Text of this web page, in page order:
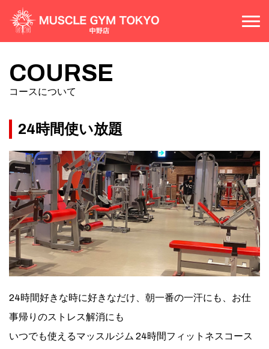
PRICE 料金案内
FLOOR MAP 施設案内
ACCESS アクセス
CONTACT お問い合わせ
COURSE
コースについて
24時間使い放題
24時間好きな時に好きなだけ、朝一番の一汗にも、お仕
事帰りのストレス解消にも
いつでも使えるマッスルジム 24時間フィットネスコース